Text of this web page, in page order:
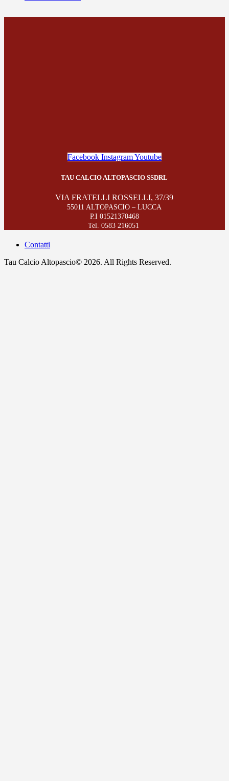
Facebook InstagramYoutube
TAU CALCIO ALTOPASCIO SSDRL
VIA FRATELLI ROSSELLI, 37/39
55011 ALTOPASCIO – LUCCA
P.I 01521370468
Tel. 0583 216051
Contatti
Tau Calcio Altopascio© 2026. All Rights Reserved.